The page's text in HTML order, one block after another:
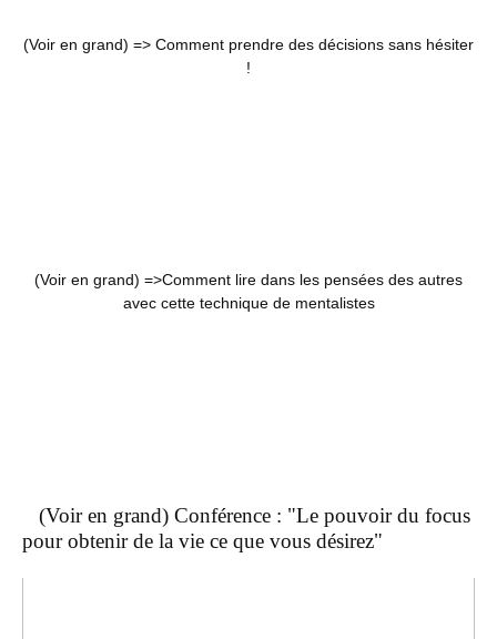
(Voir en grand) => Comment prendre des décisions sans hésiter
!
(Voir en grand) =>Comment lire dans les pensées des autres
avec cette technique de mentalistes
(Voir en grand) Conférence : "Le pouvoir du focus
pour obtenir de la vie ce que vous désirez"